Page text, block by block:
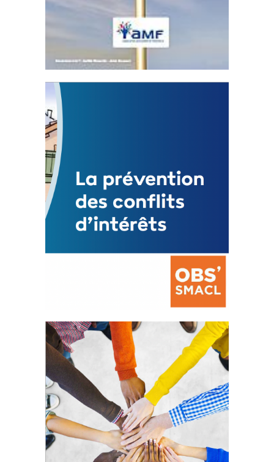
Statut de l’élu local
3 avril 2024
Mise à jour avril 2024
FEUILLETER
La prévention des conflits
d’intérêts
18 septembre 2023
FEUILLETER